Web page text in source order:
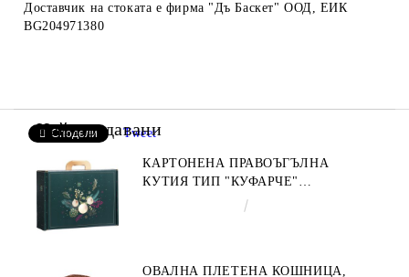
Доставчик на стоката е фирма "Дъ Баскет" ООД, ЕИК
BG204971380
Сподели Tweet
Най-продавани
КАРТОНЕНА ПРАВОЪГЪЛНА
КУТИЯ ТИП "КУФАРЧЕ"
ENCHANTED NATURE, ЗЕЛЕНО/
ОВАЛНА ПЛЕТЕНА КОШНИЦА,